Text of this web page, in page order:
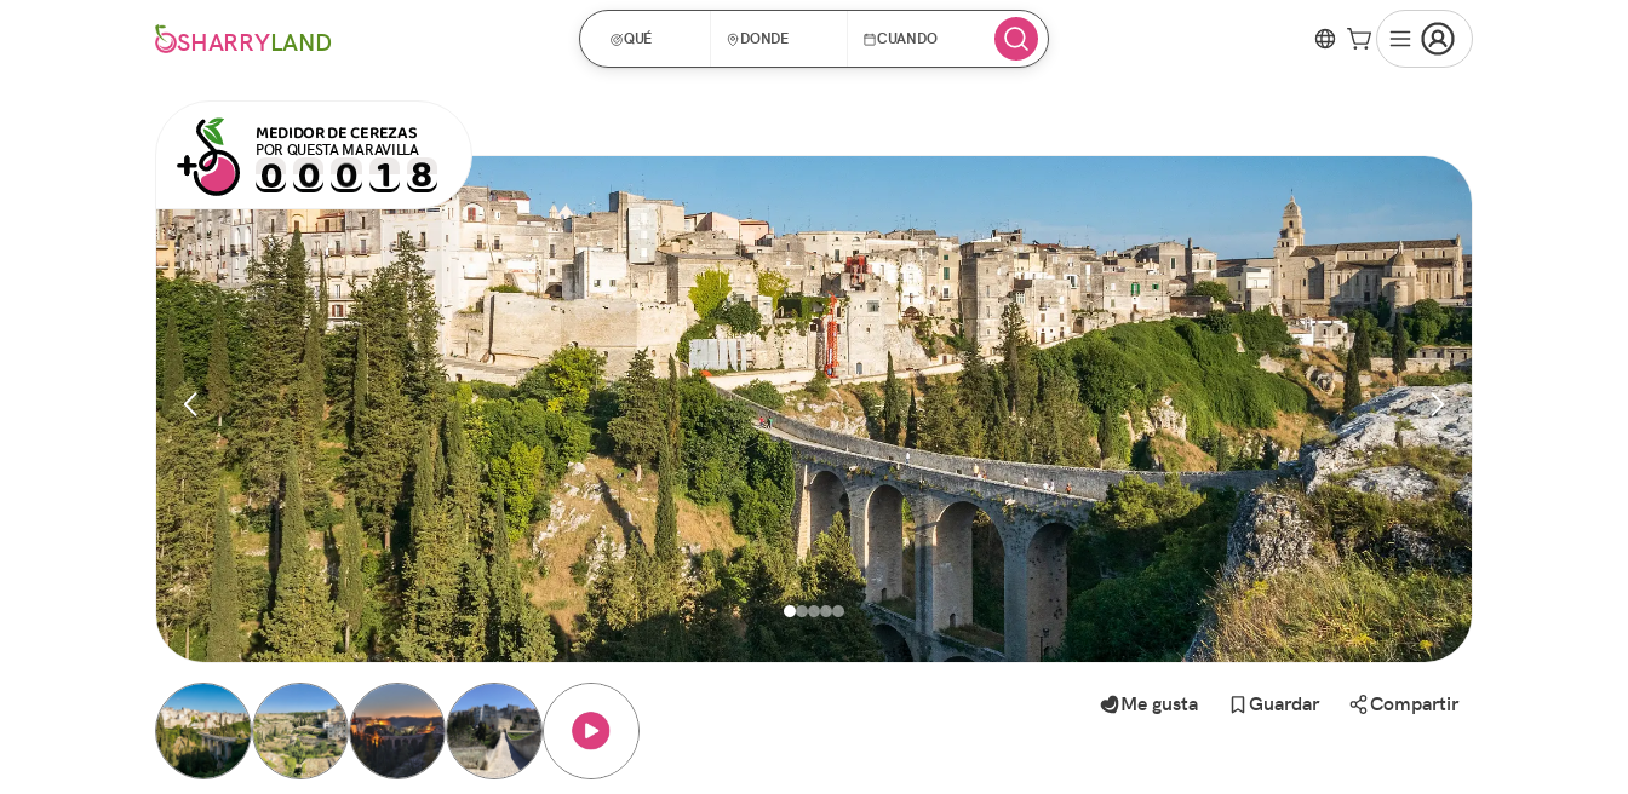
SHARRYLAND QUÉ DONDE CUANDO
MEDIDOR DE CEREZAS
POR QUESTA MARAVILLA
Me gusta Guardar Compartir